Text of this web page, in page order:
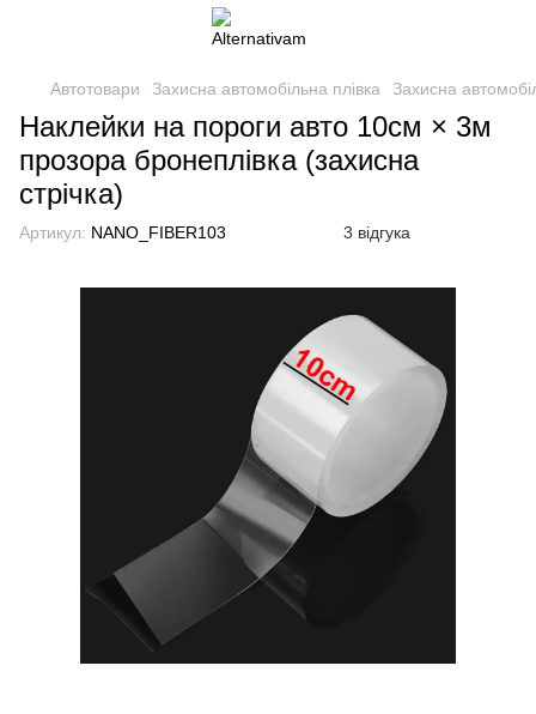
Автотовари Захисна автомобільна плівка Захисна
Наклейки на пороги авто 10см × 3м
прозора бронеплівка (захисна
стрічка)
Артикул: NANO_FIBER103 3 відгука